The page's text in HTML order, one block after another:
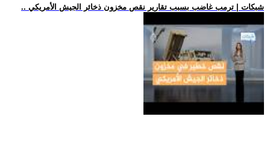
.. شبكات | ترمب غاضب بسبب تقارير نقص مخزون ذخائر الجيش الأمريكي